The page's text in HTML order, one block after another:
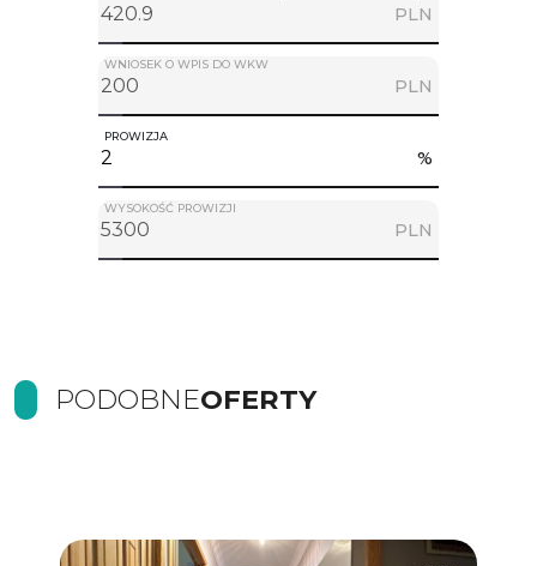
PLN
WNIOSEK O WPIS DO WKW
PLN
PROWIZJA
%
WYSOKOŚĆ PROWIZJI
PLN
PODOBNEOFERTY